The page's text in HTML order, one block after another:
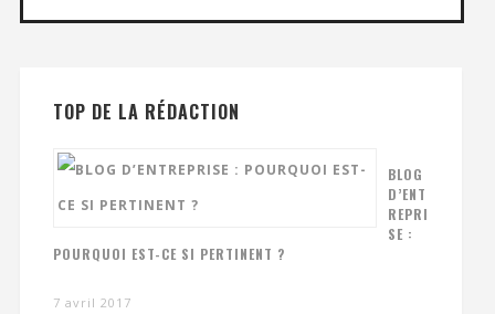
TOP DE LA RÉDACTION
BLOG
D’ENT
REPRI
SE :
POURQUOI EST-CE SI PERTINENT ?
7 avril 2017